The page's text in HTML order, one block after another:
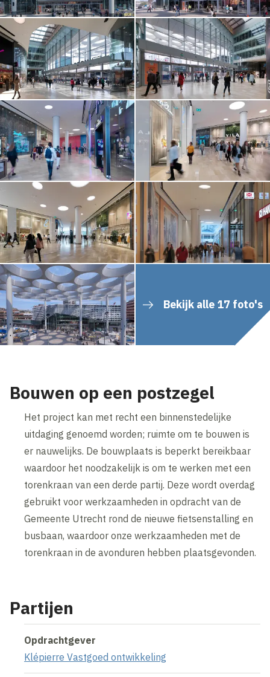
Bekijk alle 17 foto's
Bouwen op een postzegel
Het project kan met recht een binnenstedelijke
uitdaging genoemd worden; ruimte om te bouwen is
er nauwelijks. De bouwplaats is beperkt bereikbaar
waardoor het noodzakelijk is om te werken met een
torenkraan van een derde partij. Deze wordt overdag
gebruikt voor werkzaamheden in opdracht van de
Gemeente Utrecht rond de nieuwe fietsenstalling en
busbaan, waardoor onze werkzaamheden met de
torenkraan in de avonduren hebben plaatsgevonden.
Partijen
Opdrachtgever
Klépierre Vastgoed ontwikkeling